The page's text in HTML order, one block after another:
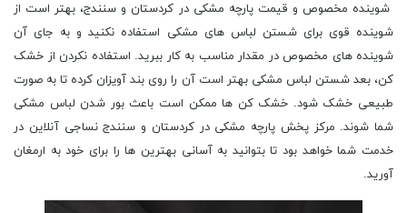
شوینده مخصوص و قیمت پارچه مشکی در کردستان و سنندج، بهتر است از
شوینده قوی برای شستن لباس های مشکی استفاده نکنید و به جای آن
شوینده های مخصوص در مقدار مناسب به کار ببرید. استفاده نکردن از خشک
کن، بعد شستن لباس مشکی بهتر است آن را روی بند آویزان کرده تا به صورت
طبیعی خشک شود. خشک کن ها ممکن است باعث بور شدن لباس مشکی
شما شوند. مرکز پخش پارچه مشکی در کردستان و سنندج نساجی آنلاین در
خدمت شما خواهد بود تا بتوانید به آسانی بهترین ها را برای خود به ارمغان
آورید.